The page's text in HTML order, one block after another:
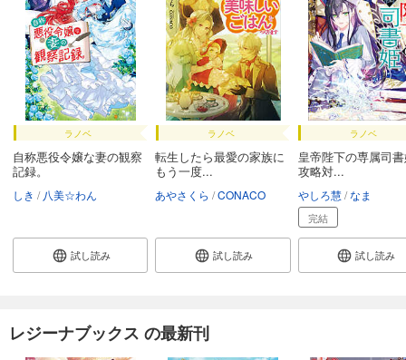
ラノベ
自称悪役令嬢な妻の観察
記録。
しき 八美☆わん
試し読み
ラノベ
転生したら最愛の家族に
もう一度...
あやさくら CONACO
試し読み
ラノベ
皇帝陛下の専属
攻略対...
やしろ慧 なま
完結
試し読み
レジーナブックス の最新刊